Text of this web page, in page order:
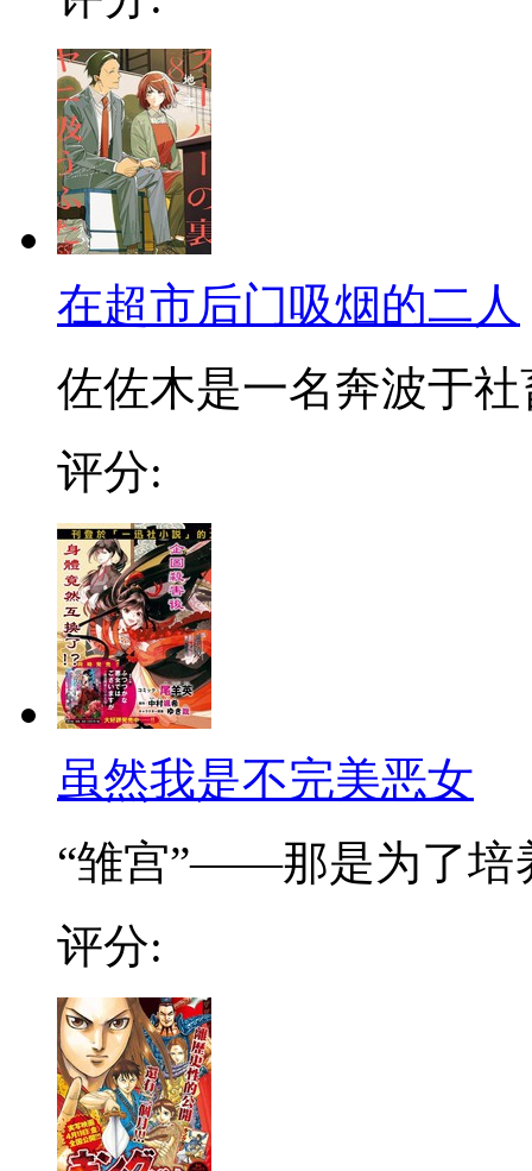
在超市后门吸烟的二人
佐佐木是一名奔波于社
评分:
虽然我是不完美恶女
“雏宫”——那是为了培
评分: